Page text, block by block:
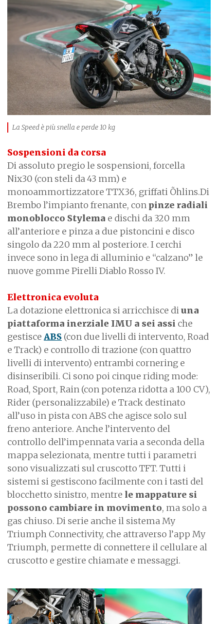
La Speed è più snella e perde 10 kg
Sospensioni da corsa
Di assoluto pregio le sospensioni, forcella
Nix30 (con steli da 43 mm) e
monoammortizzatore TTX36, griffati Õhlins.Di
Brembo l’impianto frenante, con pinze radiali
monoblocco Stylema e dischi da 320 mm
all’anteriore e pinza a due pistoncini e disco
singolo da 220 mm al posteriore. I cerchi
invece sono in lega di alluminio e “calzano” le
nuove gomme Pirelli Diablo Rosso IV.
Elettronica evoluta
La dotazione elettronica si arricchisce di una
piattaforma inerziale IMU a sei assi che
gestisce ABS (con due livelli di intervento, Road
e Track) e controllo di trazione (con quattro
livelli di intervento) entrambi cornering e
disinseribili. Ci sono poi cinque riding mode:
Road, Sport, Rain (con potenza ridotta a 100 CV),
Rider (personalizzabile) e Track destinato
all’uso in pista con ABS che agisce solo sul
freno anteriore. Anche l’intervento del
controllo dell’impennata varia a seconda della
mappa selezionata, mentre tutti i parametri
sono visualizzati sul cruscotto TFT. Tutti i
sistemi si gestiscono facilmente con i tasti del
blocchetto sinistro, mentre le mappature si
possono cambiare in movimento, ma solo a
gas chiuso. Di serie anche il sistema My
Triumph Connectivity, che attraverso l’app My
Triumph, permette di connettere il cellulare al
cruscotto e gestire chiamate e messaggi.